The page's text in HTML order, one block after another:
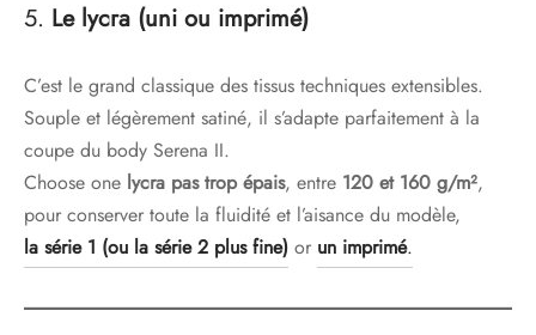
5. Le lycra (uni ou imprimé)
C’est le grand classique des tissus techniques extensibles.
Souple et légèrement satiné, il s’adapte parfaitement à la
coupe du body Serena II.
Choose one lycra pas trop épais, entre 120 et 160 g/m²,
pour conserver toute la fluidité et l’aisance du modèle,
la série 1 (ou la série 2 plus fine) or un imprimé.